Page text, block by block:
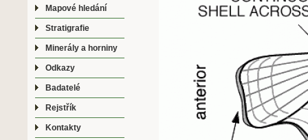
Mapové hledání
Stratigrafie
Minerály a horniny
Odkazy
Badatelé
Rejstřík
Kontakty